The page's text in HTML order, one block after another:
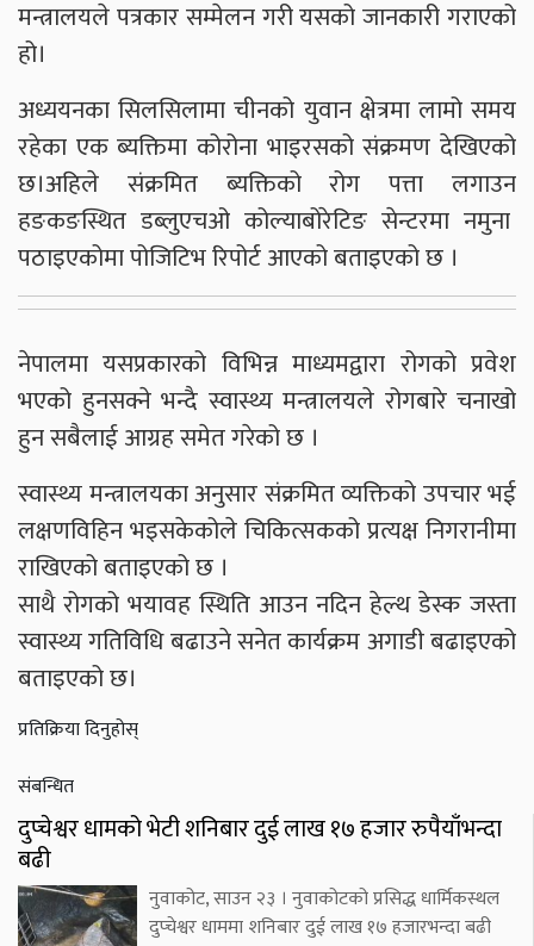
मन्त्रालयले पत्रकार सम्मेलन गरी यसको जानकारी गराएको
हो।
अध्ययनका सिलसिलामा चीनको युवान क्षेत्रमा लामो समय
रहेका एक ब्यक्तिमा कोरोना भाइरसको संक्रमण देखिएको
छ।अहिले संक्रमित ब्यक्तिको रोग पत्ता लगाउन
हङकङस्थित डब्लुएचओ कोल्याबोरेटिङ सेन्टरमा नमुना
पठाइएकोमा पोजिटिभ रिपोर्ट आएको बताइएको छ ।
नेपालमा यसप्रकारको विभिन्न माध्यमद्वारा रोगको प्रवेश
भएको हुनसक्ने भन्दै स्वास्थ्य मन्त्रालयले रोगबारे चनाखो
हुन सबैलाई आग्रह समेत गरेको छ ।
स्वास्थ्य मन्त्रालयका अनुसार संक्रमित व्यक्तिको उपचार भई
लक्षणविहिन भइसकेकोले चिकित्सकको प्रत्यक्ष निगरानीमा
राखिएको बताइएको छ ।
साथै रोगको भयावह स्थिति आउन नदिन हेल्थ डेस्क जस्ता
स्वास्थ्य गतिविधि बढाउने सनेत कार्यक्रम अगाडी बढाइएको
बताइएको छ।
प्रतिक्रिया दिनुहोस्
संबन्धित
दुप्चेश्वर धामको भेटी शनिबार दुई लाख १७ हजार रुपैयाँभन्दा
बढी
नुवाकोट, साउन २३ । नुवाकोटको प्रसिद्ध धार्मिकस्थल
दुप्चेश्वर धाममा शनिबार दुई लाख १७ हजारभन्दा बढी